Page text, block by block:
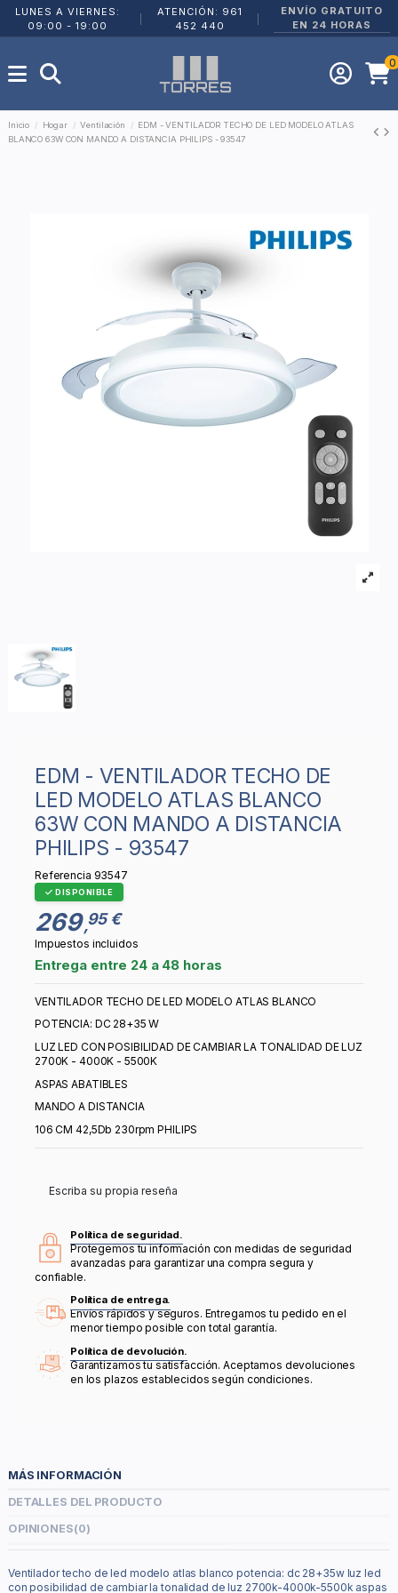
LUNES A VIERNES:
09:00 - 19:00
ATENCIÓN: 961
452 440
ENVÍO GRATUITO
EN 24 HORAS
0
Inicio Hogar Ventilación
EDM - VENTILADOR TECHO DE LED MODELO ATLAS
BLANCO 63W CON MANDO A DISTANCIA PHILIPS - 93547
EDM - VENTILADOR TECHO DE
LED MODELO ATLAS BLANCO
63W CON MANDO A DISTANCIA
PHILIPS - 93547
Referencia 93547
DISPONIBLE
269,95 €
Impuestos incluidos
Entrega entre 24 a 48 horas
VENTILADOR TECHO DE LED MODELO ATLAS BLANCO
POTENCIA: DC 28+35 W
LUZ LED CON POSIBILIDAD DE CAMBIAR LA TONALIDAD DE LUZ
2700K - 4000K - 5500K
ASPAS ABATIBLES
MANDO A DISTANCIA
106 CM 42,5Db 230rpm PHILIPS
Escriba su propia reseña
Política de seguridad.
Protegemos tu información con medidas de seguridad
avanzadas para garantizar una compra segura y
confiable.
Política de entrega.
Envíos rápidos y seguros. Entregamos tu pedido en el
menor tiempo posible con total garantía.
Política de devolución.
Garantizamos tu satisfacción. Aceptamos devoluciones
en los plazos establecidos según condiciones.
MÁS INFORMACIÓN
DETALLES DEL PRODUCTO
OPINIONES(0)
Ventilador techo de led modelo atlas blanco potencia: dc 28+35w luz led
con posibilidad de cambiar la tonalidad de luz 2700k-4000k-5500k aspas